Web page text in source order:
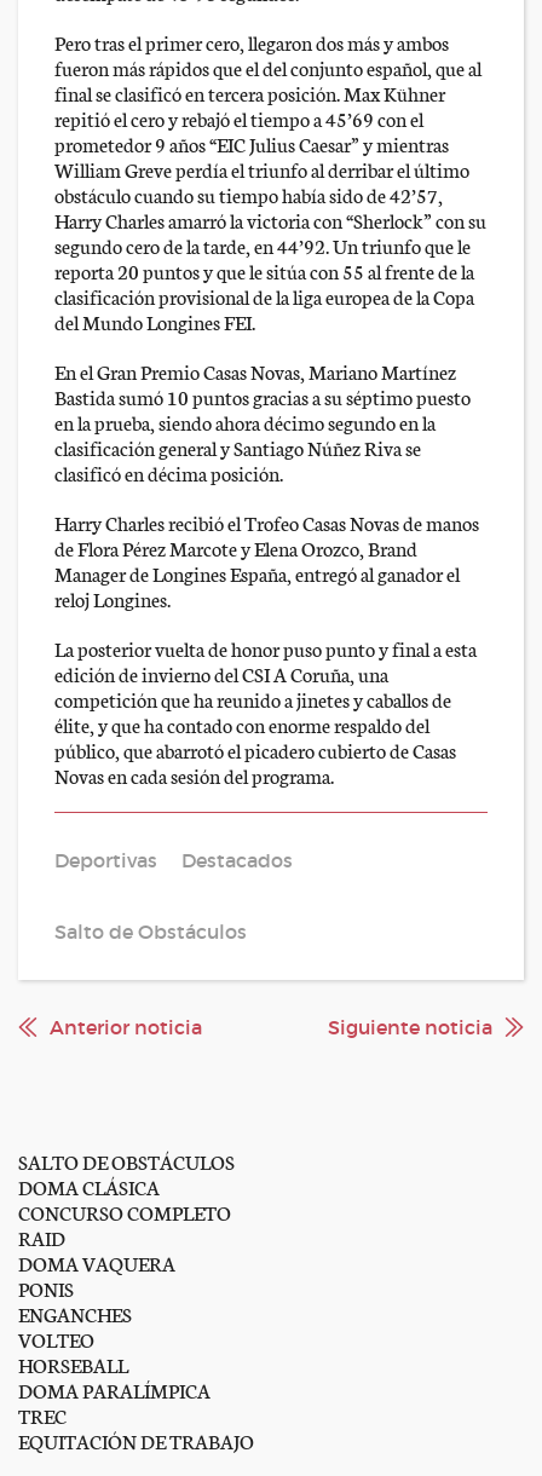
Pero tras el primer cero, llegaron dos más y ambos
fueron más rápidos que el del conjunto español, que al
final se clasificó en tercera posición. Max Kühner
repitió el cero y rebajó el tiempo a 45’69 con el
prometedor 9 años “EIC Julius Caesar” y mientras
William Greve perdía el triunfo al derribar el último
obstáculo cuando su tiempo había sido de 42’57,
Harry Charles amarró la victoria con “Sherlock” con su
segundo cero de la tarde, en 44’92. Un triunfo que le
reporta 20 puntos y que le sitúa con 55 al frente de la
clasificación provisional de la liga europea de la Copa
del Mundo Longines FEI.
En el Gran Premio Casas Novas, Mariano Martínez
Bastida sumó 10 puntos gracias a su séptimo puesto
en la prueba, siendo ahora décimo segundo en la
clasificación general y Santiago Núñez Riva se
clasificó en décima posición.
Harry Charles recibió el Trofeo Casas Novas de manos
de Flora Pérez Marcote y Elena Orozco, Brand
Manager de Longines España, entregó al ganador el
reloj Longines.
La posterior vuelta de honor puso punto y final a esta
edición de invierno del CSI A Coruña, una
competición que ha reunido a jinetes y caballos de
élite, y que ha contado con enorme respaldo del
público, que abarrotó el picadero cubierto de Casas
Novas en cada sesión del programa.
Deportivas Destacados
Salto de Obstáculos
Anterior noticia Siguiente noticia
SALTO DE OBSTÁCULOS
DOMA CLÁSICA
CONCURSO COMPLETO
RAID
DOMA VAQUERA
PONIS
ENGANCHES
VOLTEO
HORSEBALL
DOMA PARALÍMPICA
TREC
EQUITACIÓN DE TRABAJO